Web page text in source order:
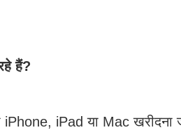
हैं?
iPhone, iPad या Mac